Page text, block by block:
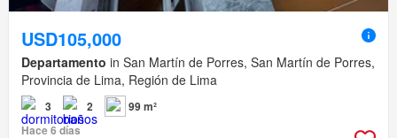
USD105,000
Departamento in San Martín de Porres, San Martín de Porres,
Provincia de Lima, Región de Lima
3 2
99 m²
Hace 6 días